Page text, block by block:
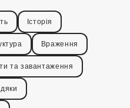
Історія
Враження
та завантаження